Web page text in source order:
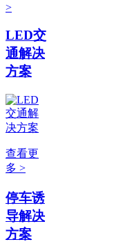
>
LED交
通解决
方案
查看更
多 >
停车诱
导解决
方案